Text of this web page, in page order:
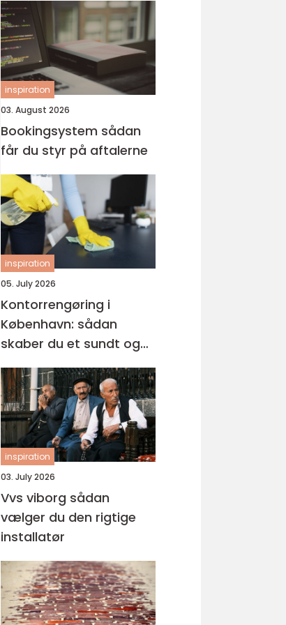
inspiration
03. August 2026
Bookingsystem sådan
får du styr på aftalerne
inspiration
05. July 2026
Kontorrengøring i
København: sådan
skaber du et sundt og
professionelt
arbejdsmiljø
inspiration
03. July 2026
Vvs viborg sådan
vælger du den rigtige
installatør